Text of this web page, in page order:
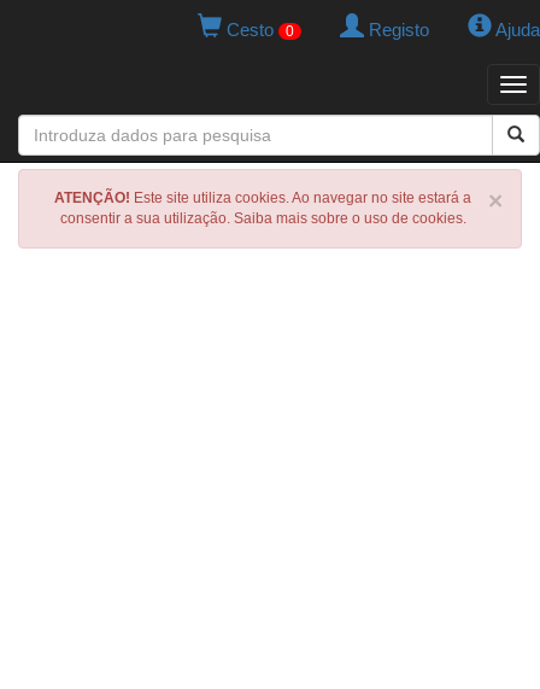
Cesto 0 Registo Ajuda
×
ATENÇÃO! Este site utiliza cookies. Ao navegar no site estará a
consentir a sua utilização. Saiba mais sobre o uso de cookies.